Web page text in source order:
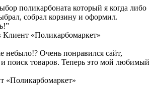
поликарбоната который я когда либо
собрал корзину и оформил.
Клиент «Поликарбомаркет»
небыло!? Очень понравился сайт,
и поиск товаров. Теперь это мой любимый
«Поликарбомаркет»